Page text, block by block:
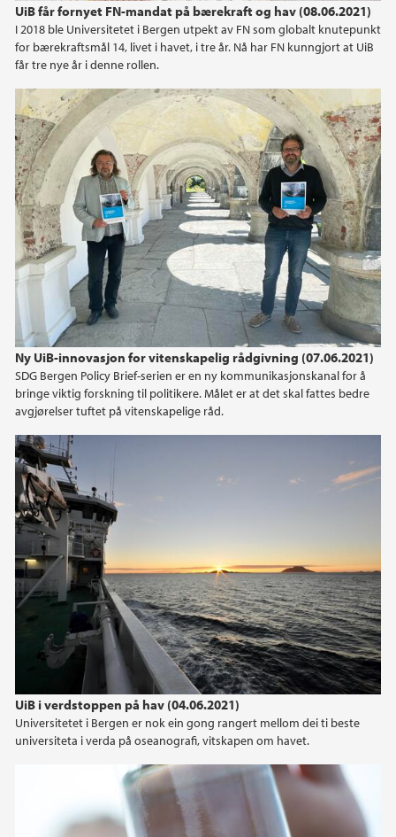
UiB får fornyet FN-mandat på bærekraft og hav (08.06.2021)
I 2018 ble Universitetet i Bergen utpekt av FN som globalt knutepunkt
for bærekraftsmål 14, livet i havet, i tre år. Nå har FN kunngjort at UiB
får tre nye år i denne rollen.
Ny UiB-innovasjon for vitenskapelig rådgivning (07.06.2021)
SDG Bergen Policy Brief-serien er en ny kommunikasjonskanal for å
bringe viktig forskning til politikere. Målet er at det skal fattes bedre
avgjørelser tuftet på vitenskapelige råd.
UiB i verdstoppen på hav (04.06.2021)
Universitetet i Bergen er nok ein gong rangert mellom dei ti beste
universiteta i verda på oseanografi, vitskapen om havet.